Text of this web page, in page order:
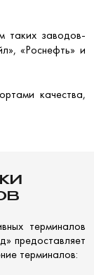
таких заводов-
«Роснефть» и
качества,
терминалов
предоставляет
терминалов: